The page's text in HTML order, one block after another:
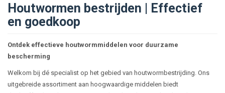
Houtwormen bestrijden | Effectief
en goedkoop
Ontdek effectieve houtwormmiddelen voor duurzame
bescherming
Welkom bij dé specialist op het gebied van houtwormbestrijding. Ons
uitgebreide assortiment aan hoogwaardige middelen biedt